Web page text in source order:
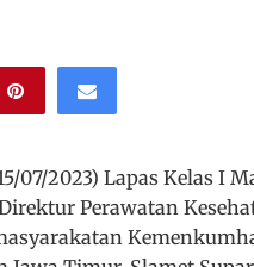
07/2023) Lapas Kelas I
Perawatan